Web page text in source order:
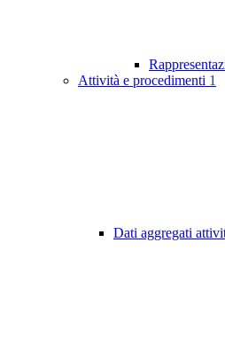
Attività e procedimenti 1
Dati aggregati